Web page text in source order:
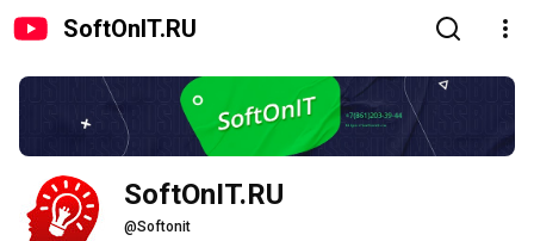
SoftOnIT.RU
SoftOnIT.RU
@Softonit